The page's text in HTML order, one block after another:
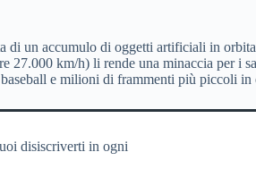
un accumulo di oggetti artificiali in
km/h) li rende una minaccia per i
e milioni di frammenti più piccoli in
disiscriverti in ogni